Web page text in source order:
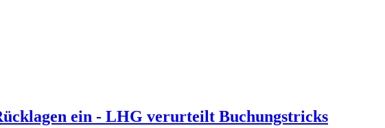
ein - LHG verurteilt Buchungstricks